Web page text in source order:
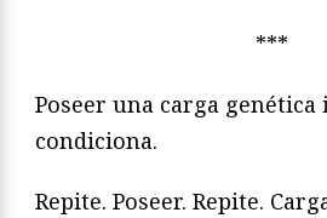
***
Poseer una carga
condiciona.
Repite. Poseer. Repite.